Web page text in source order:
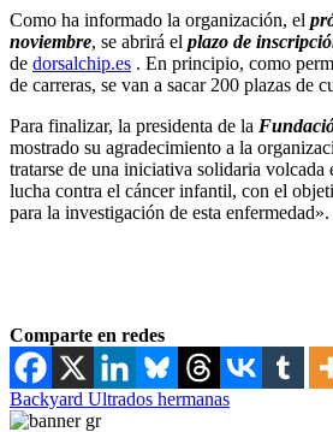
Como ha informado la organización, el
noviembre, se abrirá el plazo de
de dorsalchip.es . En principio, como
de carreras, se van a sacar 200 plazas de
Para finalizar, la presidenta de la
mostrado su agradecimiento a la
tratarse de una iniciativa solidaria volcada
lucha contra el cáncer infantil, con el
para la investigación de esta enfermedad».
Comparte en redes
Backyard Ultrados hermanas